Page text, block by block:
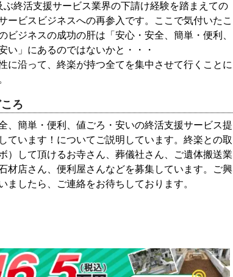
ぶ終活支援サービス業界の下請け経験を踏まえての
ービスビジネスへの再参入です。ここで気付いたこ
ビジネスの成功の肝は「安心・安全、簡単・便利、
い」にあるのではないかと・・・
に沿って、終楽が持つ全てを集中させて行くことに
ろ
、簡単・便利、値ごろ・安いの終活支援サービス提
ています！についてご説明しています。終楽との取
）して頂けるお寺さん、葬儀社さん、ご遺体搬送業
材店さん、便利屋さんなどを募集しています。ご興
ましたら、ご連絡をお待ちしております。